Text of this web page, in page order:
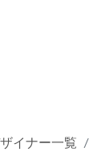
イナー一覧